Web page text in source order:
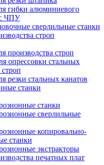
гибки алюминиевого
ЧПУ
сверлильные станки
строп
производства строп
опрессовки стальных
резки стальных канатов
станки
станки
сверлильные
копировально-
станки
экстракторы
печатных плат